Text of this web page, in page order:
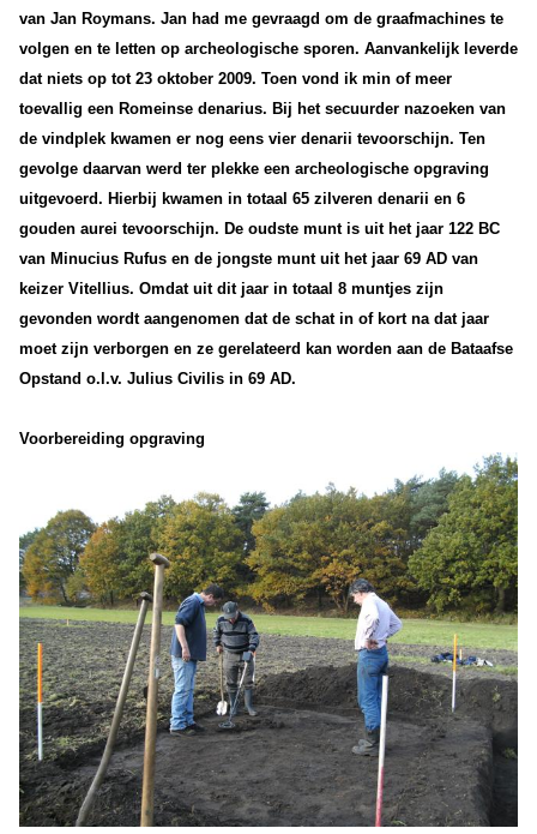
van Jan Roymans. Jan had me gevraagd om de graafmachines te
volgen en te letten op archeologische sporen. Aanvankelijk leverde
dat niets op tot 23 oktober 2009. Toen vond ik min of meer
toevallig een Romeinse denarius. Bij het secuurder nazoeken van
de vindplek kwamen er nog eens vier denarii tevoorschijn. Ten
gevolge daarvan werd ter plekke een archeologische opgraving
uitgevoerd. Hierbij kwamen in totaal 65 zilveren denarii en 6
gouden aurei tevoorschijn. De oudste munt is uit het jaar 122 BC
van Minucius Rufus en de jongste munt uit het jaar 69 AD van
keizer Vitellius. Omdat uit dit jaar in totaal 8 muntjes zijn
gevonden wordt aangenomen dat de schat in of kort na dat jaar
moet zijn verborgen en ze gerelateerd kan worden aan de Bataafse
Opstand o.l.v. Julius Civilis in 69 AD.
Voorbereiding opgraving